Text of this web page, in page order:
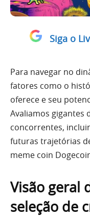
Siga o
Para navegar no
fatores como o
oferece e seu
Avaliamos gigantes
concorrentes,
futuras trajetórias
meme coin
Visão geral
seleção de